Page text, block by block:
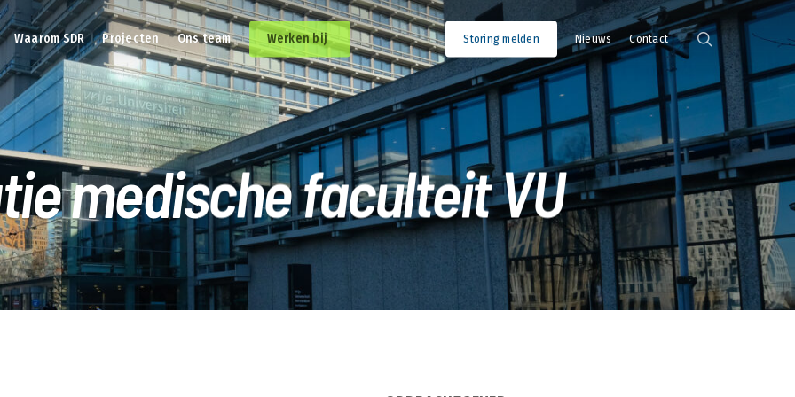
Waarom SDR Projecten Ons team Werken bij Storing melden Nieuws Contact search
medische faculteit VU